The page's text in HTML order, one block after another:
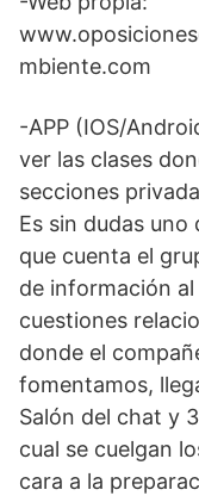
mbiente.com
-APP (IOS/
ver las clases
secciones
Es sin dudas
que cuenta el
de información
cuestiones
donde el
fomentamos,
Salón del chat y
cual se cuelgan
cara a la